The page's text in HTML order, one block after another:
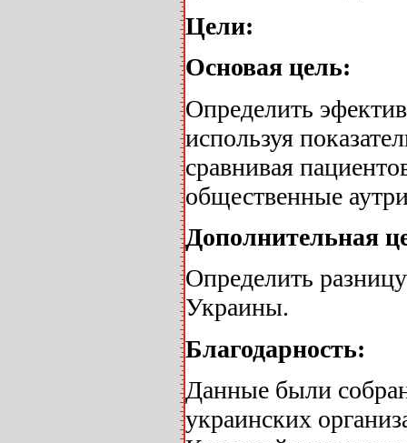
Цели:
Основая цель:
Определить
используя
сравнивая
общественные
Дополнительная
Определить
Украины.
Благодарность:
Данные были
украинских